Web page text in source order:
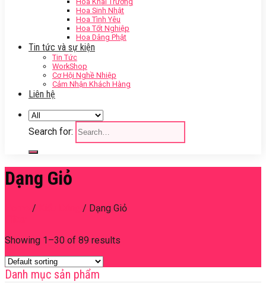
Hoa Sinh Nhật
Hoa Tình Yêu
Hoa Tốt Nghiệp
Hoa Dâng Phật
Tin tức và sự kiện
Tin Tức
WorkShop
Cơ Hội Nghề Nhiệp
Cảm Nhận Khách Hàng
Liên hệ
Search for:
Dạng Giỏ
/ / Dạng Giỏ
Showing 1–30 of 89 results
Danh mục sản phẩm